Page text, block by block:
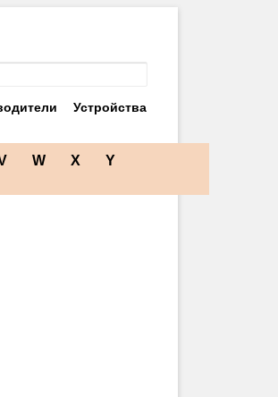
Устройства
W X
Y